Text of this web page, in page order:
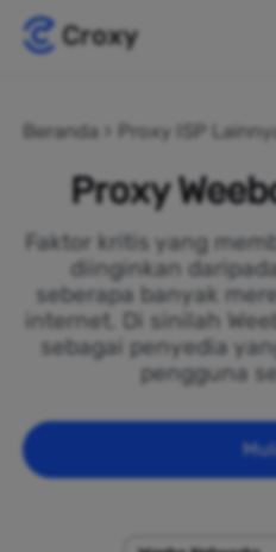
Beranda Proxy ISP
Proxy
Faktor kritis yang
diinginkan
seberapa banyak
internet. Di sinilah
sebagai penyedia
pengguna